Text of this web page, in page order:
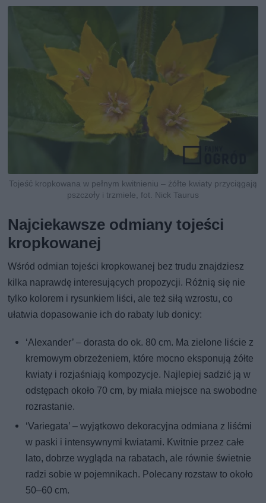
Tojeść kropkowana w pełnym kwitnieniu – żółte kwiaty przyciągają
pszczoły i trzmiele, fot. Nick Taurus
Najciekawsze odmiany tojeści
kropkowanej
Wśród odmian tojeści kropkowanej bez trudu znajdziesz
kilka naprawdę interesujących propozycji. Różnią się nie
tylko kolorem i rysunkiem liści, ale też siłą wzrostu, co
ułatwia dopasowanie ich do rabaty lub donicy:
‘Alexander’ – dorasta do ok. 80 cm. Ma zielone liście z
kremowym obrzeżeniem, które mocno eksponują żółte
kwiaty i rozjaśniają kompozycje. Najlepiej sadzić ją w
odstępach około 70 cm, by miała miejsce na swobodne
rozrastanie.
‘Variegata’ – wyjątkowo dekoracyjna odmiana z liśćmi
w paski i intensywnymi kwiatami. Kwitnie przez całe
lato, dobrze wygląda na rabatach, ale równie świetnie
radzi sobie w pojemnikach. Polecany rozstaw to około
50–60 cm.